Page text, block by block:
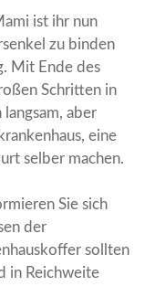
ist ihr nun
zu binden
Mit Ende des
Schritten in
langsam, aber
eine
selber machen.
Sie sich
der
sollten
in Reichweite